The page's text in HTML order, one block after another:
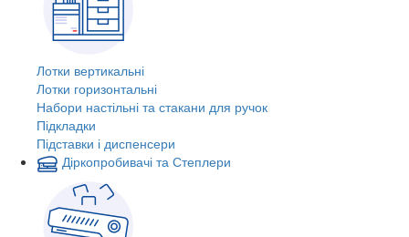
Лотки вертикальні
Лотки горизонтальні
Набори настільні та стакани для ручок
Підкладки
Підставки і диспенсери
Діркопробивачі та Степлери